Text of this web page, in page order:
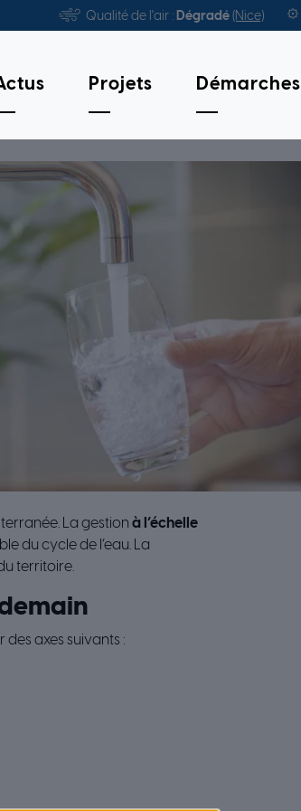
Qualité de l'air : Dégradé (Nice)
Projets Démarches
La gestion à l’échelle
du cycle de l’eau. La
territoire.
des axes suivants :